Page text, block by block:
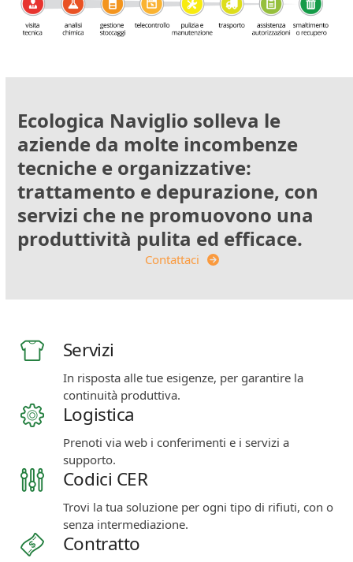
Ecologica Naviglio solleva le
aziende da molte incombenze
tecniche e organizzative:
trattamento e depurazione, con
servizi che ne promuovono una
produttività pulita ed efficace.
Contattaci
Servizi
In risposta alle tue esigenze, per garantire la
continuità produttiva.
Logistica
Prenoti via web i conferimenti e i servizi a
supporto.
Codici CER
Trovi la tua soluzione per ogni tipo di rifiuti, con o
senza intermediazione.
Contratto